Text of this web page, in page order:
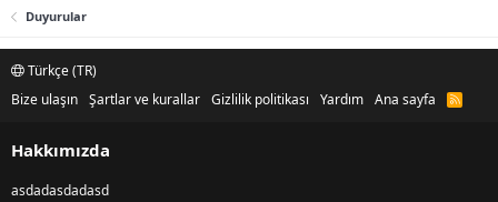
Duyurular
Türkçe (TR)
Bize ulaşın Şartlar ve kurallar Gizlilik politikası Yardım Ana sayfa
R
Hakkımızda
asdadasdadasd